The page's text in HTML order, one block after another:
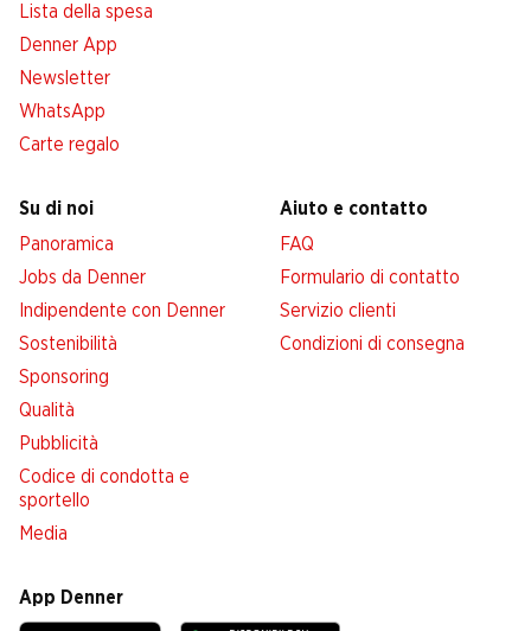
Lista della spesa
Denner App
Newsletter
WhatsApp
Carte regalo
Su di noi
Panoramica
Jobs da Denner
Indipendente con Denner
Sostenibilità
Sponsoring
Qualità
Pubblicità
Codice di condotta e
sportello
Media
Aiuto e contatto
FAQ
Formulario di contatto
Servizio clienti
Condizioni di consegna
App Denner